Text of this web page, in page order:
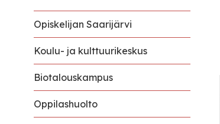
Opiskelijan Saarijärvi
Koulu- ja kulttuurikeskus
Biotalouskampus
Oppilashuolto